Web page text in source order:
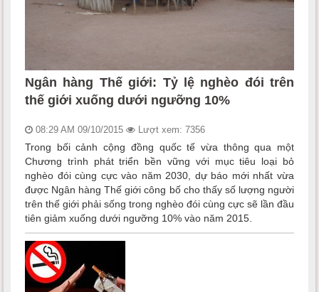
Ngân hàng Thế giới: Tỷ lệ nghèo đói trên
thế giới xuống dưới ngưỡng 10%
08:29 AM 09/10/2015 Lượt xem: 7356
Trong bối cảnh cộng đồng quốc tế vừa thông qua một
Chương trình phát triển bền vững với mục tiêu loại bỏ
nghèo đói cùng cực vào năm 2030, dự báo mới nhất vừa
được Ngân hàng Thế giới công bố cho thấy số lượng người
trên thế giới phải sống trong nghèo đói cùng cực sẽ lần đầu
tiên giảm xuống dưới ngưỡng 10% vào năm 2015.